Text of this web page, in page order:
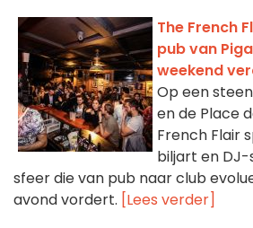
The French
pub van
weekend
Op een
en de Place
French Flair
biljart en DJ-
sfeer die van pub naar club
avond vordert. [Lees verder]